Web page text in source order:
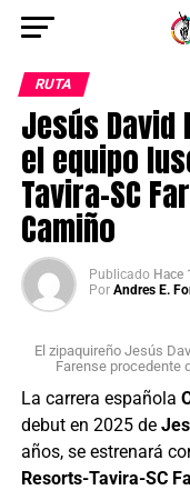
RUTA
Jesús
el equipo
Tavira-SC
Camiño
Publicado Hace
Por Andres E.
El zipaquireño Jesús
Farense procedente
La carrera española
debut en 2025 de
años, se estrenará
Resorts-Tavira-SC